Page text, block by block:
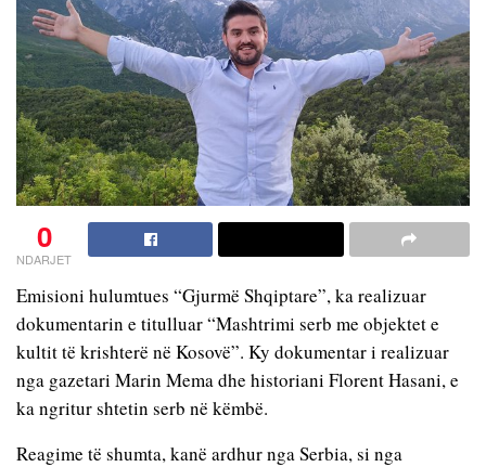
0
NDARJET
Emisioni hulumtues “Gjurmë Shqiptare”, ka realizuar
dokumentarin e titulluar “Mashtrimi serb me objektet e
kultit të krishterë në Kosovë”. Ky dokumentar i realizuar
nga gazetari Marin Mema dhe historiani Florent Hasani, e
ka ngritur shtetin serb në këmbë.
Reagime të shumta, kanë ardhur nga Serbia, si nga